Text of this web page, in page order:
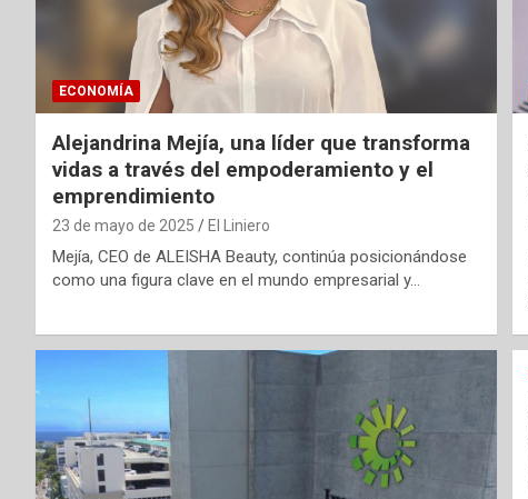
ECONOMÍA
Alejandrina Mejía, una líder que transforma
vidas a través del empoderamiento y el
emprendimiento
23 de mayo de 2025 El Liniero
Mejía, CEO de ALEISHA Beauty, continúa posicionándose
como una figura clave en el mundo empresarial y…